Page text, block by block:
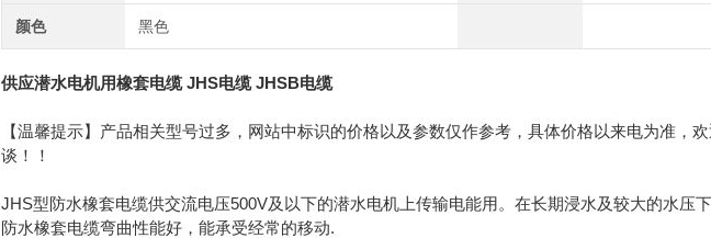
颜色 黑色
供应潜水电机用橡套电缆 JHS电缆 JHSB电缆
【温馨提示】产品相关型号过多，网站中标识的价格以及参数仅作参考，具体价格以来电为准，
谈！！
JHS型防水橡套电缆供交流电压500V及以下的潜水电机上传输电能用。在长期浸水及较大的水压
防水橡套电缆弯曲性能好，能承受经常的移动.